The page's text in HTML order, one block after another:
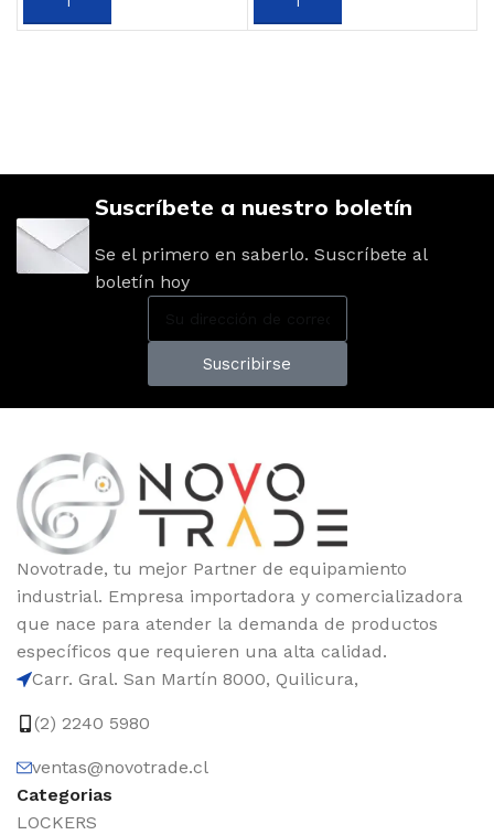
Suscríbete a nuestro boletín
Se el primero en saberlo. Suscríbete al
boletín hoy
Suscribirse
Novotrade, tu mejor Partner de equipamiento
industrial. Empresa importadora y comercializadora
que nace para atender la demanda de productos
específicos que requieren una alta calidad.
Carr. Gral. San Martín 8000, Quilicura,
(2) 2240 5980
ventas@novotrade.cl
Categorias
LOCKERS